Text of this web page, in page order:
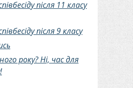
після 11 класу
після 9 класу
року? Ні, час для